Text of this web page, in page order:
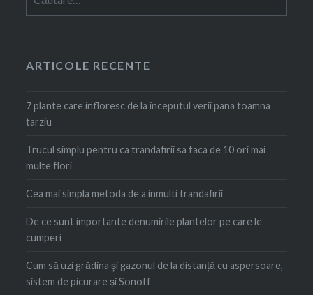
după:
ARTICOLE RECENTE
7 plante care infloresc de la inceputul verii pana toamna
tarziu
Trucul simplu pentru ca trandafirii sa faca de 10 ori mai
multe flori
Cea mai simpla metoda de a inmulti trandafirii
De ce sunt importante denumirile plantelor pe care le
cumperi
Cum să uzi grădina și gazonul de la distanță cu aspersoare,
sistem de picurare și Sonoff